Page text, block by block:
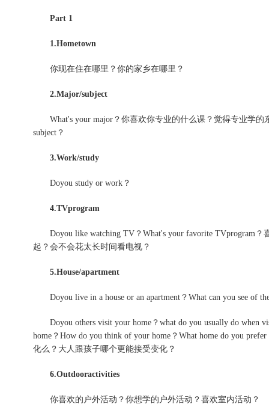
Part 1
1.Hometown
你现在住在哪里？你的家乡在哪里？
2.Major/subject
What's your major？你喜欢你专业的什么课？觉得专业学的
subject？
3.Work/study
Doyou study or work？
4.TVprogram
Doyou like watching TV？What's your favorite TVprogram
起？会不会花太长时间看电视？
5.House/apartment
Doyou live in a house or an apartment？What can you see
Doyou others visit your home？what do you usually do when
home？How do you think of your home？What home do you
化么？大人跟孩子哪个更能接受变化？
6.Outdooractivities
你喜欢的户外活动？你想学的户外活动？喜欢室内活动？